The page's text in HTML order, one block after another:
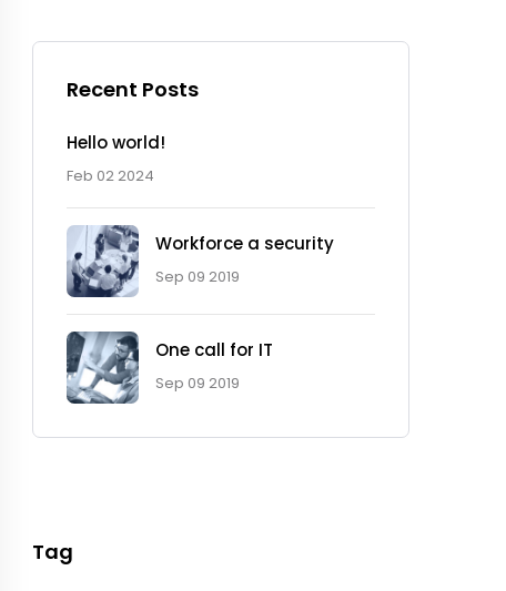
Recent Posts
Hello world!
Feb 02 2024
Workforce a security
Sep 09 2019
One call for IT
Sep 09 2019
Tag